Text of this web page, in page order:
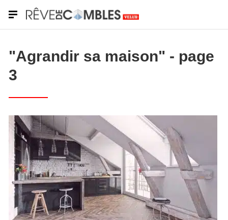
"Agrandir sa maison" - page
3